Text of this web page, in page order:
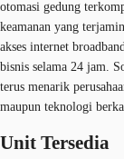
otomasi gedung
keamanan yang
akses internet
bisnis selama 24 jam.
terus menarik
maupun teknologi
Unit Tersedia